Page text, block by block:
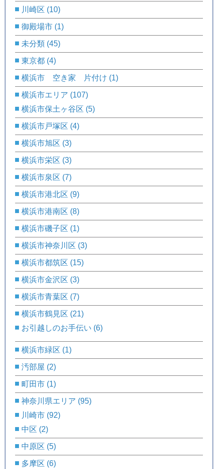
川崎区 (10)
御殿場市 (1)
未分類 (45)
東京都 (4)
横浜市 空き家 片付け (1)
横浜市エリア (107)
横浜市保土ヶ谷区 (5)
横浜市戸塚区 (4)
横浜市旭区 (3)
横浜市栄区 (3)
横浜市泉区 (7)
横浜市港北区 (9)
横浜市港南区 (8)
横浜市磯子区 (1)
横浜市神奈川区 (3)
横浜市都筑区 (15)
横浜市金沢区 (3)
横浜市青葉区 (7)
横浜市鶴見区 (21)
お引越しのお手伝い (6)
横浜市緑区 (1)
汚部屋 (2)
町田市 (1)
神奈川県エリア (95)
川崎市 (92)
中区 (2)
中原区 (5)
多摩区 (6)